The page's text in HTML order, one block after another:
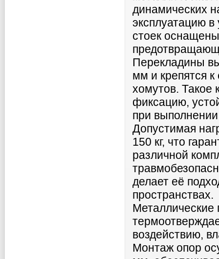
динамических
эксплуатацию в
стоек
Перекладины
мм и крепятся
хомутов. Такое
фиксацию,
при
Допустимая
150 кг, что
различной
делает её
пространствах.
Металлические
воздействию,
Монтаж опор